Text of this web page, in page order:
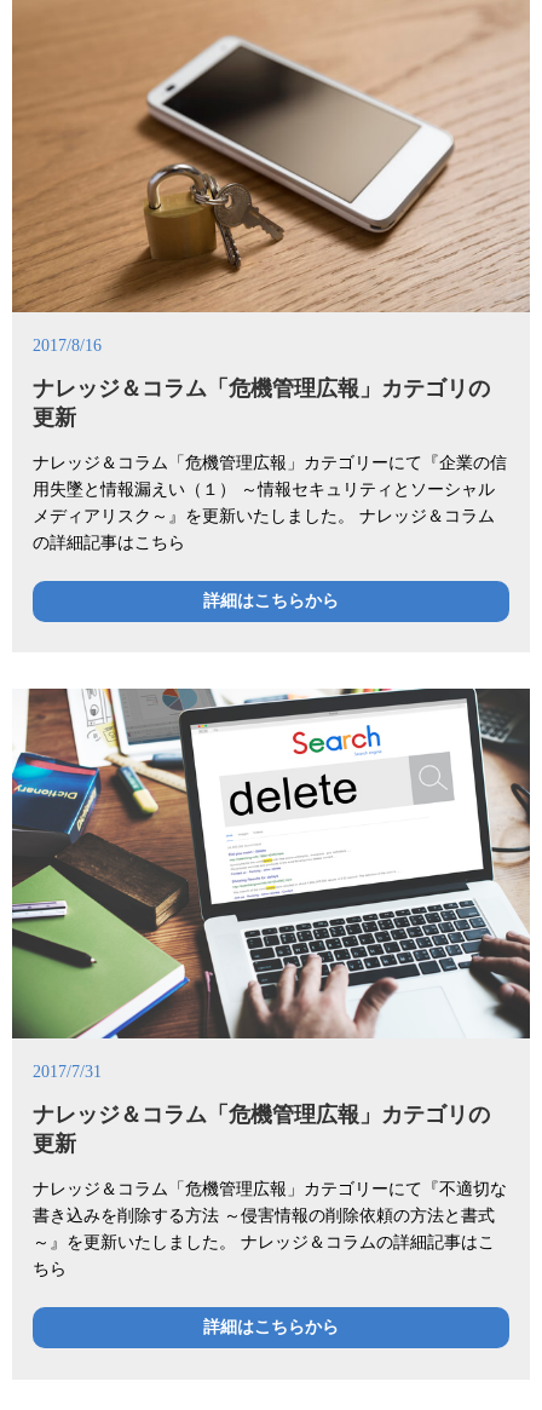
2017/8/16
ナレッジ＆コラム「危機管理広報」カテゴリの
更新
ナレッジ＆コラム「危機管理広報」カテゴリーにて『企業の信
用失墜と情報漏えい（１） ～情報セキュリティとソーシャル
メディアリスク～』を更新いたしました。 ナレッジ＆コラム
の詳細記事はこちら
詳細はこちらから
2017/7/31
ナレッジ＆コラム「危機管理広報」カテゴリの
更新
ナレッジ＆コラム「危機管理広報」カテゴリーにて『不適切な
書き込みを削除する方法 ～侵害情報の削除依頼の方法と書式
～』を更新いたしました。 ナレッジ＆コラムの詳細記事はこ
ちら
詳細はこちらから